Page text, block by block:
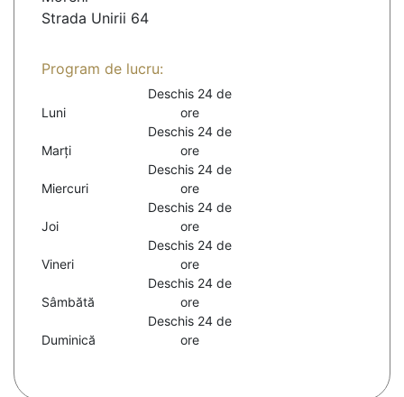
Strada Unirii 64
Program de lucru:
Luni
Deschis 24 de
ore
Marți
Deschis 24 de
ore
Miercuri
Deschis 24 de
ore
Joi
Deschis 24 de
ore
Vineri
Deschis 24 de
ore
Sâmbătă
Deschis 24 de
ore
Duminică
Deschis 24 de
ore